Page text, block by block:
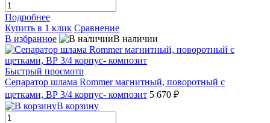
Подробнее
Купить в 1 клик Сравнение
В избранное
В наличии
Быстрый просмотр
Сепаратор шлама Rommer магнитный, поворотный с
щетками, ВР 3/4 корпус- композит 5 670 ₽
В корзину